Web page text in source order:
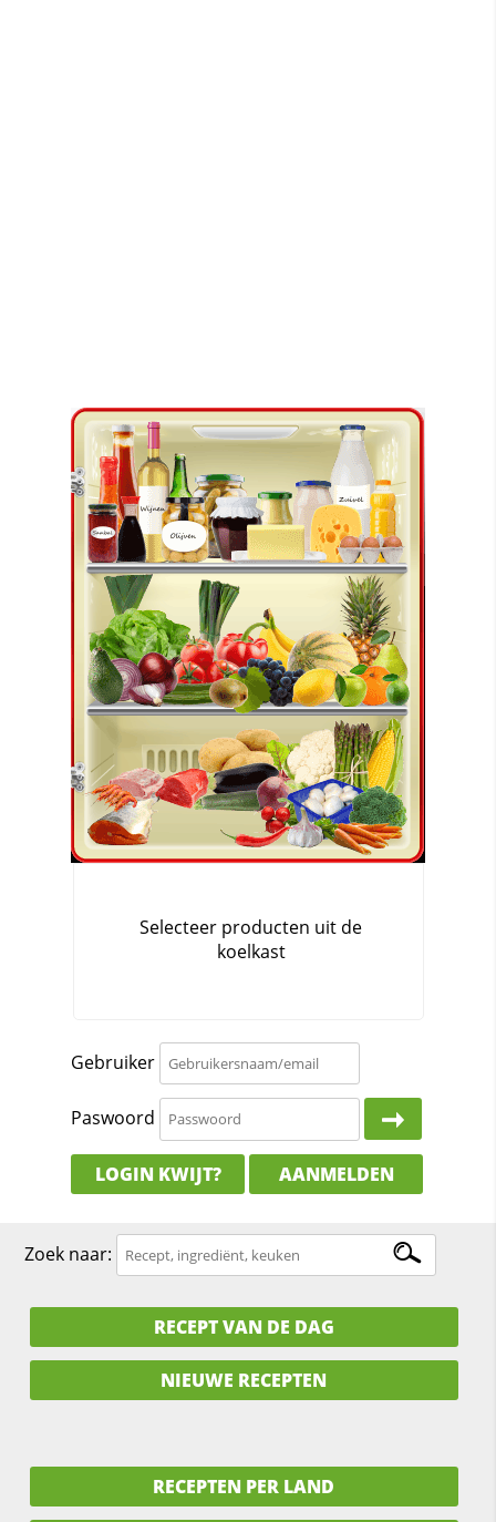
Gebruiker
Paswoord
LOGIN KWIJT? AANMELDEN
Zoek naar:
RECEPT VAN DE DAG
NIEUWE RECEPTEN
RECEPTEN PER LAND